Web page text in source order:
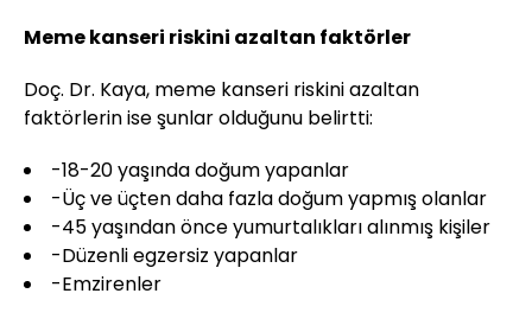
Meme kanseri riskini azaltan faktörler
Doç. Dr. Kaya, meme kanseri riskini azaltan
faktörlerin ise şunlar olduğunu belirtti:
-18-20 yaşında doğum yapanlar
-Üç ve üçten daha fazla doğum yapmış olanlar
-45 yaşından önce yumurtalıkları alınmış kişiler
-Düzenli egzersiz yapanlar
-Emzirenler